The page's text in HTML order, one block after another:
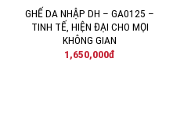
GHẾ DA NHẬP DH – GA0125 –
TINH TẾ, HIỆN ĐẠI CHO MỌI
KHÔNG GIAN
1,650,000đ